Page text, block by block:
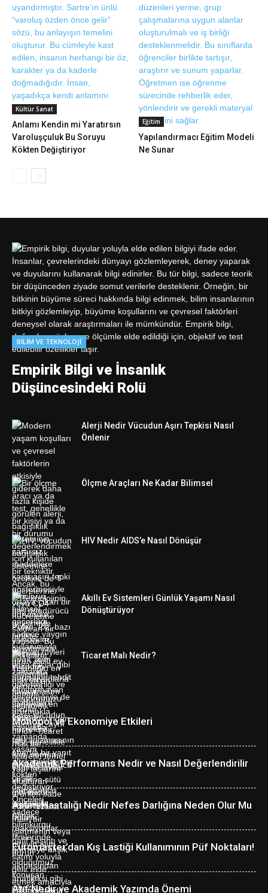
Kültür Sanat
Anlamı Kendin mi Yaratırsın
Varoluşçuluk Bu Soruyu
Kökten Değiştiriyor
Eğitim
Yapılandırmacı Eğitim Modeli
Ne Sunar
BILIM VE TEKNOLOJI
Empirik Bilgi ve İnsanlık
Düşüncesindeki Rolü
Alerji Nedir Vücudun Aşırı Tepkisi Nasıl
Önlenir
Ölçme Araçları Ne Kadar Bilimsel
HIV Nedir AIDS’e Nasıl Dönüşür
Akıllı Ev Sistemleri Günlük Yaşamı Nasıl
Dönüştürüyor
Ticaret Malı Nedir?
Monopol ve Ekonomiye Etkileri
Akademik Performans Nedir ve Nasıl Değerlendirilir
Astım Hastalığı Nedir Nefes Darlığına Neden Olur Mu
Euromaster’dan Kış Lastiği Kullanımının Püf Noktaları!
Atıf Nedir ve Akademik Yazımda Önemi